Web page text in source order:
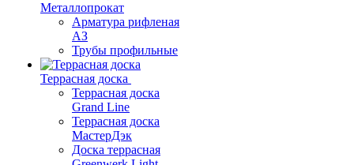
Металлопрокат
Арматура рифленая
АЗ
Трубы профильные
Террасная доска
Террасная доска
Grand Line
Террасная доска
МастерДэк
Доска террасная